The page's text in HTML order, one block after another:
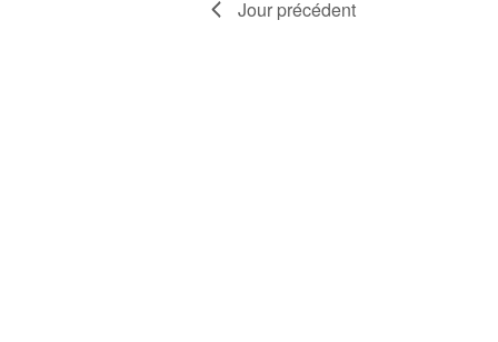
Jour précédent